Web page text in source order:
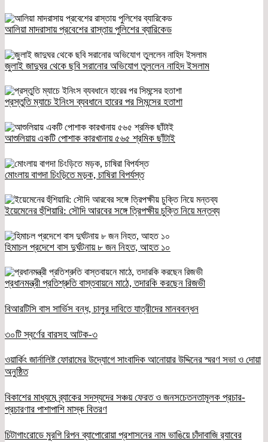
আলিয়া মাদরাসায় প্রবেশের রাস্তায় পুলিশের ব্যারিকেড
জুলাই জাদুঘর থেকে ছবি সরানোর অভিযোগ তুললেন নাহিদ ইসলাম
প্রস্তুতি ম্যাচে ইনিংস ব্যবধানে হারের পর সিমন্সের হতাশা
আশুলিয়ায় একটি পোশাক কারখানায় ৫৬৫ শ্রমিক ছাঁটাই
মোংলায় বাগদা চিংড়িতে মড়ক, চাষিরা বিপর্যস্ত
ইয়েমেনের হুঁশিয়ারি: সৌদি আরবের সঙ্গে ত্রিপক্ষীয় চুক্তি নিয়ে মন্তব্য
হিমাচল প্রদেশে বাস দুর্ঘটনায় ৮ জন নিহত, আহত ১০
প্রধানমন্ত্রী প্রতিশ্রুতি বাস্তবায়নে মাঠে, তদারকি করছেন রিজভী
বিআরটিসি বাস সার্ভিস বন্ধ, চালুর দাবিতে যাত্রীদের মানববন্ধন
৩০টি স্বর্ণের বারসহ আটক-৩
ওয়ার্কিং জার্নালিষ্ট ফোরামের উদ্যোগে সাংবাদিক আনোয়ার উদ্দিনের স্মরণ সভা ও দোয়া
অনুষ্ঠিত
বিকাশের মাধ্যমে ব্র্যাকের সদস্যদের সঞ্চয় ফেরত ও জনসচেতনতামূলক প্রচার-
প্রচারণার পাশাপাশি মাস্ক বিতরণ
চিটাগাংরোডে মুরগি রিপন ব্যাপোরোয়া প্রশাসনের নাম ভাঙিয়ে চাঁদাবাজি র‌্যাবের